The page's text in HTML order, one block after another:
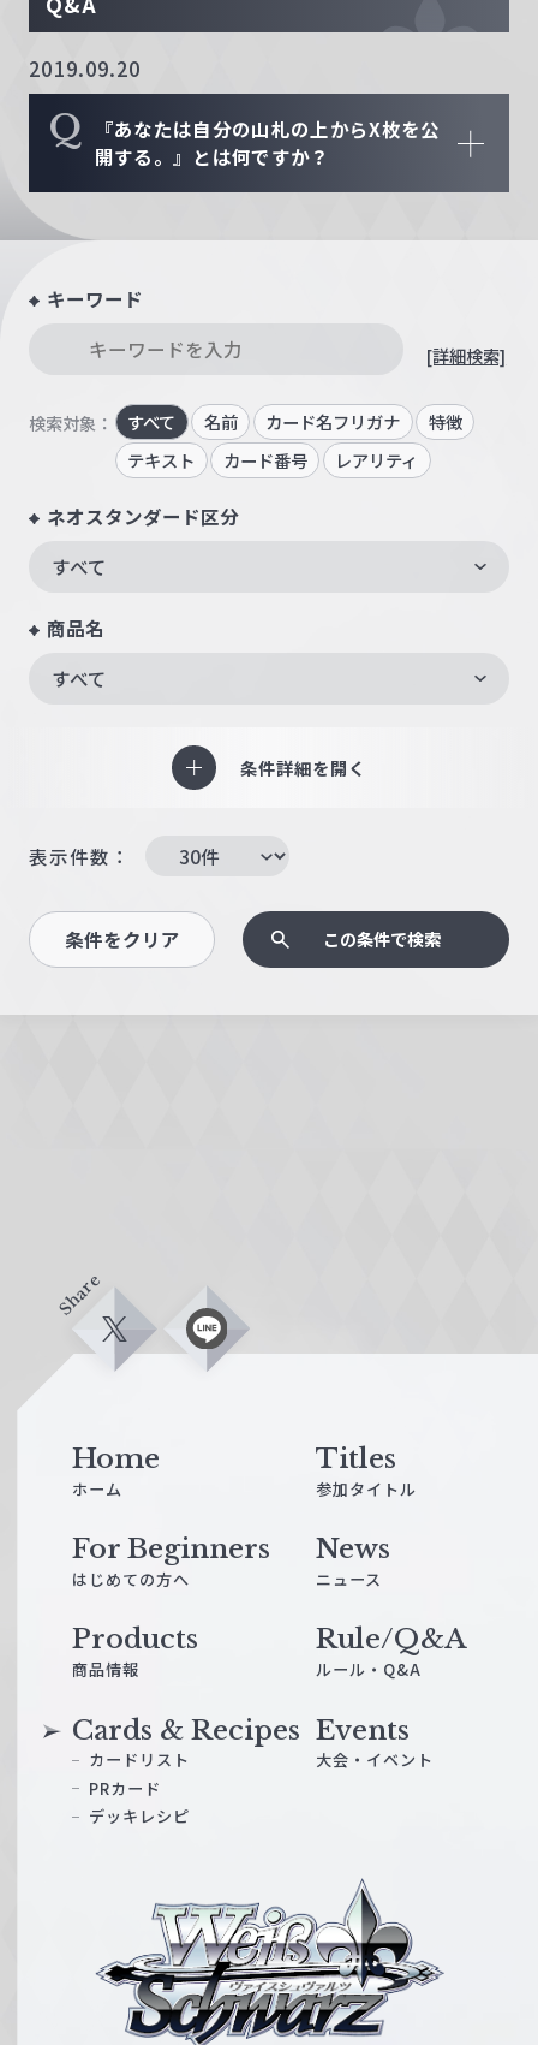
2019.09.20
Q
『あなたは自分の山札の上からX枚を公
開する。』とは何ですか？
キーワード
[詳細検索]
検索対象： すべて 名前 カード名フリガナ
特徴
テキスト
カード番号 レアリティ
ネオスタンダード区分
すべて
商品名
すべて
条件詳細を開く
表示件数：
条件をクリア この条件で検索
Share
X L
i
ス
Home
ホーム
Titles
参加タイトル
For Beginners
はじめての方へ
News
ニュース
Products
商品情報
Cards & Recipes
カードリスト
PRカード
デッキレシピ
Events
大会・イベント
Rule/Q&A
ルール・Q&A